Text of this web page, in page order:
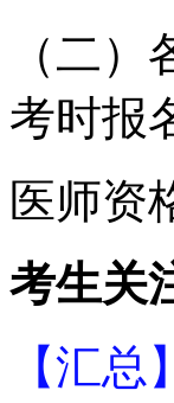
（二
考时报
医师资
考生关
【汇